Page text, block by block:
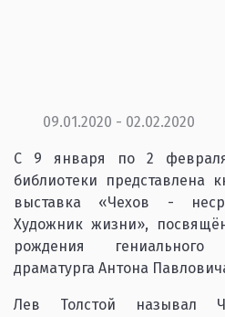
09.01.2020 - 02.02.2020
С 9 января по 2
библиотеки представлена
выставка «Чехов -
Художник жизни»,
рождения гениального
драматурга Антона
Лев Толстой называл